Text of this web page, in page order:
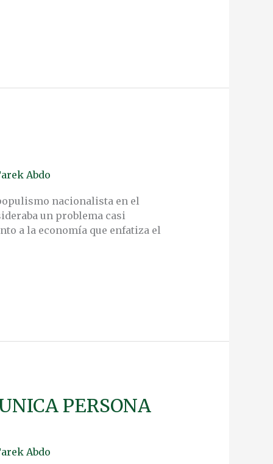
Abdo
nacionalista en el
un problema casi
a la economía que enfatiza el
PERSONA
Abdo